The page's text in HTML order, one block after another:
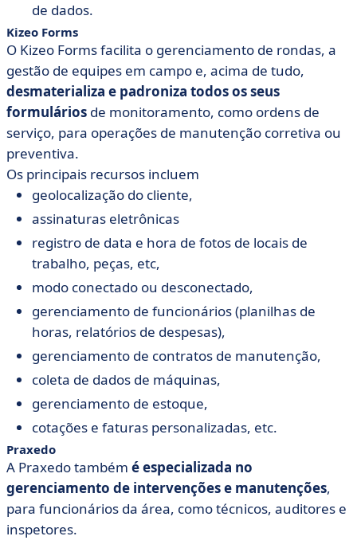
de dados.
Kizeo Forms
O Kizeo Forms facilita o gerenciamento de rondas, a
gestão de equipes em campo e, acima de tudo,
desmaterializa e padroniza todos os seus
formulários de monitoramento, como ordens de
serviço, para operações de manutenção corretiva ou
preventiva.
Os principais recursos incluem
geolocalização do cliente,
assinaturas eletrônicas
registro de data e hora de fotos de locais de
trabalho, peças, etc,
modo conectado ou desconectado,
gerenciamento de funcionários (planilhas de
horas, relatórios de despesas),
gerenciamento de contratos de manutenção,
coleta de dados de máquinas,
gerenciamento de estoque,
cotações e faturas personalizadas, etc.
Praxedo
A Praxedo também é especializada no
gerenciamento de intervenções e manutenções,
para funcionários da área, como técnicos, auditores e
inspetores.